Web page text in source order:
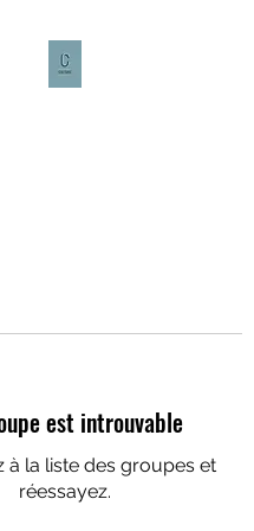
est introuvable
à la liste des groupes et
réessayez.